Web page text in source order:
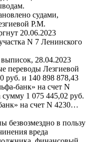
судами,
Р.М.
20.06.2023
N 7 Ленинского
28.04.2023
переводы Лезгиевой
руб. и 140 898 878,43
банк» на счет N
1 075 445,02 руб.
на счет N 4230…
безвозмездно в пользу
вреда